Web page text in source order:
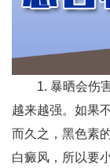
1. 暴晒会伤害
越来越强。如果
而久之，黑色素
白癜风，所以要小